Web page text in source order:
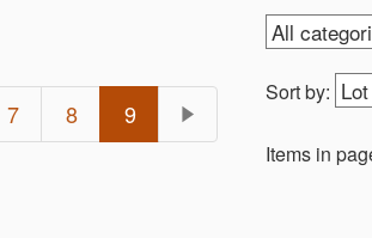
Sort by:
Items in
7 8 9